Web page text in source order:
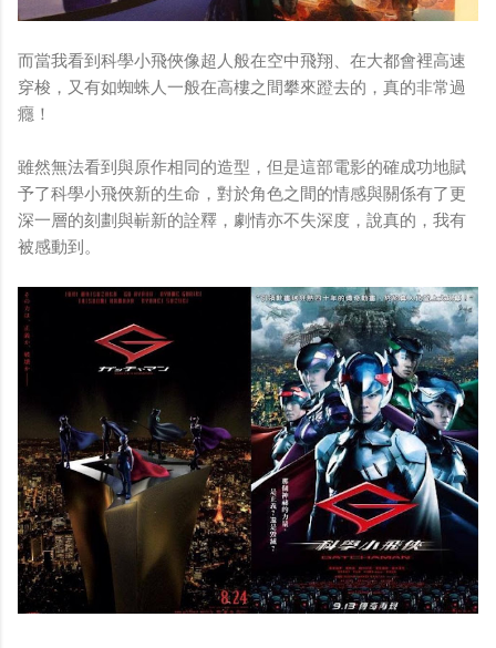
而當我看到科學小飛俠像超人般在空中飛翔、在大都會裡高速
穿梭，又有如蜘蛛人一般在高樓之間攀來蹬去的，真的非常過
癮！
雖然無法看到與原作相同的造型，但是這部電影的確成功地賦
予了科學小飛俠新的生命，對於角色之間的情感與關係有了更
深一層的刻劃與嶄新的詮釋，劇情亦不失深度，說真的，我有
被感動到。